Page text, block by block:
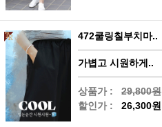
472쿨링칠부치마..
가볍고 시원하게..
상품가 : 29,800원
할인가 : 26,300원